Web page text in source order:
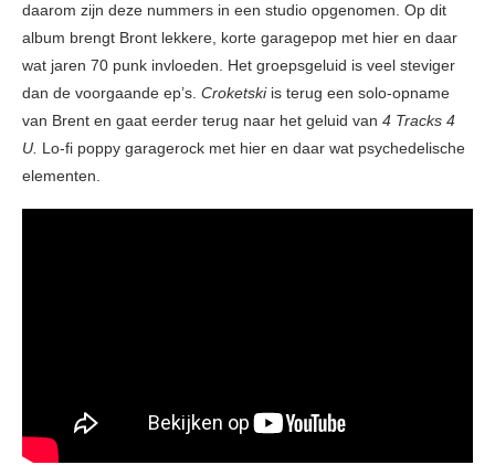
daarom zijn deze nummers in een studio opgenomen. Op dit
album brengt Bront lekkere, korte garagepop met hier en daar
wat jaren 70 punk invloeden. Het groepsgeluid is veel steviger
dan de voorgaande ep’s. Croketski is terug een solo-opname
van Brent en gaat eerder terug naar het geluid van 4 Tracks 4
U. Lo-fi poppy garagerock met hier en daar wat psychedelische
elementen.